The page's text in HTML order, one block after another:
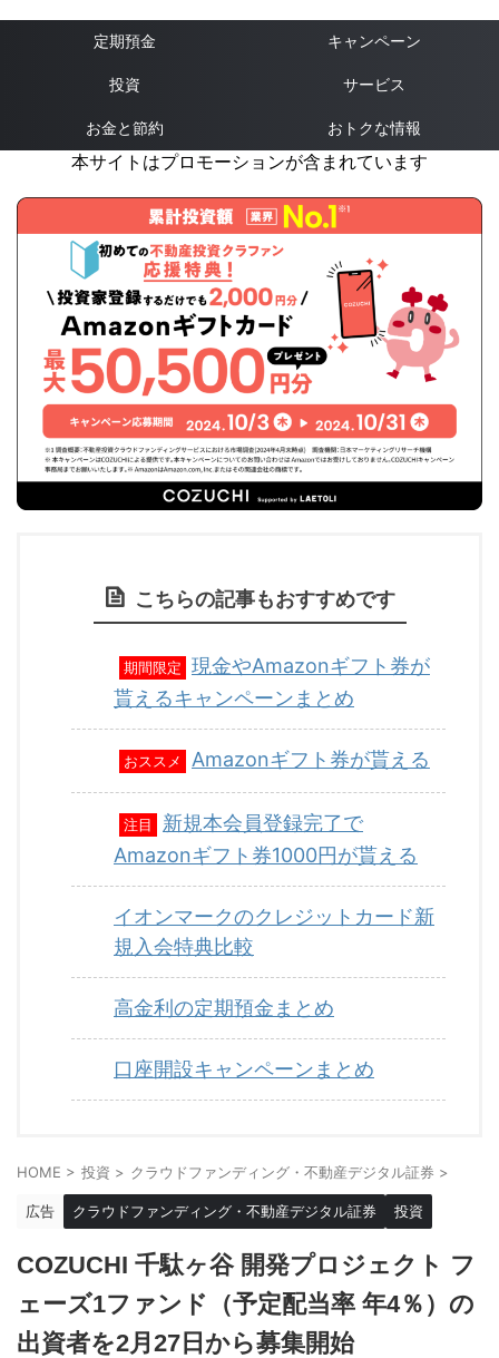
定期預金 キャンペーン
投資 サービス
お金と節約 おトクな情報
本サイトはプロモーションが含まれています
こちらの記事もおすすめです
期間限定
現金やAmazonギフト券が
貰えるキャンペーンまとめ
おススメ Amazonギフト券が貰える
注目
新規本会員登録完了で
Amazonギフト券1000円が貰える
イオンマークのクレジットカード新
規入会特典比較
高金利の定期預金まとめ
口座開設キャンペーンまとめ
HOME > 投資 > クラウドファンディング・不動産デジタル証券 >
広告 クラウドファンディング・不動産デジタル証券 投資
COZUCHI 千駄ヶ谷 開発プロジェクト フ
ェーズ1ファンド（予定配当率 年4％）の
出資者を2月27日から募集開始